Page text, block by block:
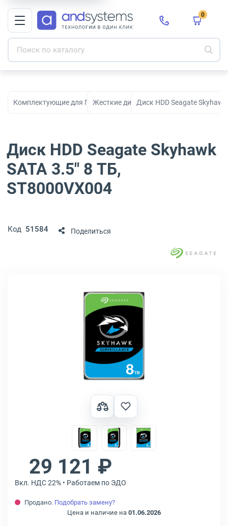
0
Комплектующие для ПК, сборки и модернизации
Жесткие диски HDDДиск HDD Seagate
Диск HDD Seagate Skyhawk
SATA 3.5" 8 ТБ,
ST8000VX004
Код 51584 Поделиться
29 121 ₽
Вкл. НДС 22% • Работаем по ЭДО
Продано. Подобрать замену?
Цена и наличие на 01.06.2026